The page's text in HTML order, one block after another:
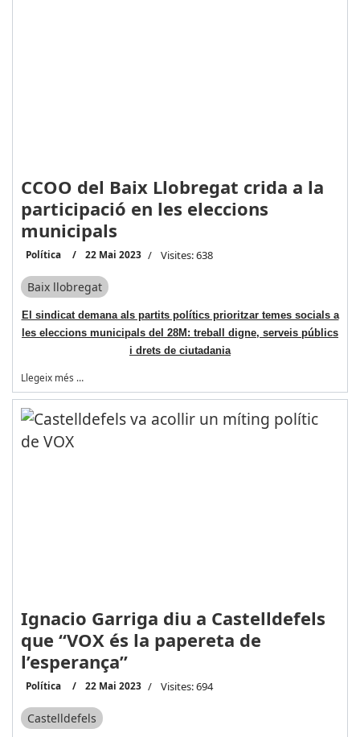
CCOO del Baix Llobregat crida a la
participació en les eleccions
municipals
Política 22 Mai 2023 Visites: 638
Baix llobregat
El sindicat demana als partits polítics prioritzar temes socials a
les eleccions municipals del 28M: treball digne, serveis públics
i drets de ciutadania
Llegeix més …
Ignacio Garriga diu a Castelldefels
que “VOX és la papereta de
l’esperança”
Política 22 Mai 2023 Visites: 694
Castelldefels